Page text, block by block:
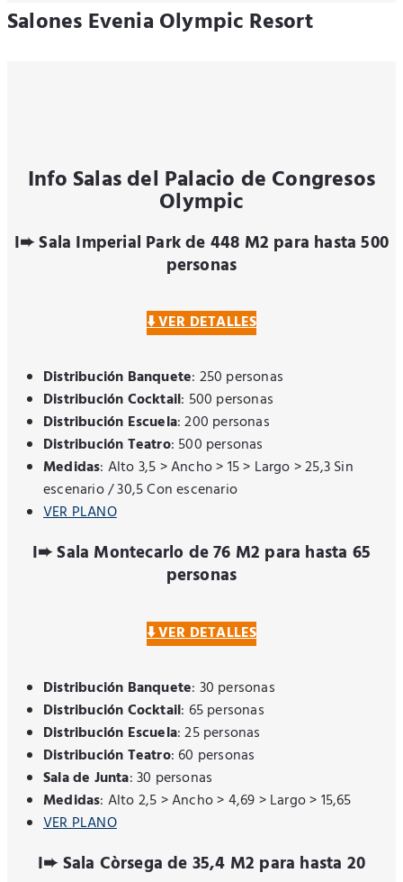
Salones Evenia Olympic Resort
Info Salas del Palacio de Congresos
Olympic
I➨ Sala Imperial Park de 448 M2 para hasta 500
personas
⬇️ VER DETALLES
Distribución Banquete: 250 personas
Distribución Cocktail: 500 personas
Distribución Escuela: 200 personas
Distribución Teatro: 500 personas
Medidas: Alto 3,5 > Ancho > 15 > Largo > 25,3 Sin
escenario / 30,5 Con escenario
VER PLANO
I➨ Sala Montecarlo de 76 M2 para hasta 65
personas
⬇️ VER DETALLES
Distribución Banquete: 30 personas
Distribución Cocktail: 65 personas
Distribución Escuela: 25 personas
Distribución Teatro: 60 personas
Sala de Junta: 30 personas
Medidas: Alto 2,5 > Ancho > 4,69 > Largo > 15,65
VER PLANO
I➨ Sala Còrsega de 35,4 M2 para hasta 20